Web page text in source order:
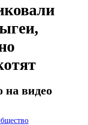
на видео